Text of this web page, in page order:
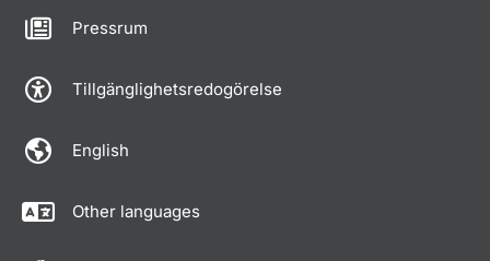
Pressrum
Tillgänglighetsredogörelse
English
Other languages